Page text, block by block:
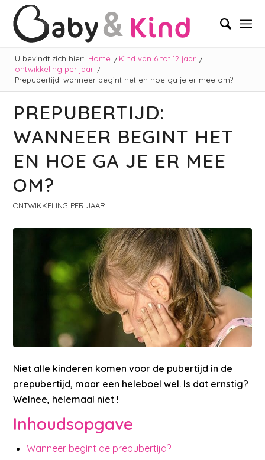
U bevindt zich hier: Home / Kind van 6 tot 12 jaar /
ontwikkeling per jaar /
Prepubertijd: wanneer begint het en hoe ga je er mee om?
PREPUBERTIJD:
WANNEER BEGINT HET
EN HOE GA JE ER MEE
OM?
ONTWIKKELING PER JAAR
Niet alle kinderen komen voor de pubertijd in de
prepubertijd, maar een heleboel wel. Is dat ernstig?
Welnee, helemaal niet !
Inhoudsopgave
Wanneer begint de prepubertijd?